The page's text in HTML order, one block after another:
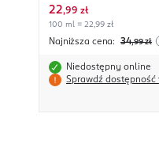
22,99 zł
100 ml = 22,99 zł
Najniższa cena: 34,99 zł
Niedostępny online
Sprawdź dostępność